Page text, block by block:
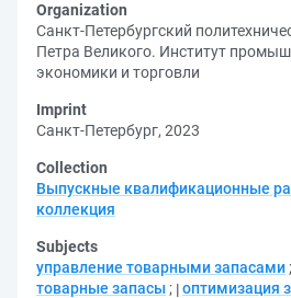
Organization
Санкт-Петербургский
Петра Великого. Институт
экономики и торговли
Imprint
Санкт-Петербург, 2023
Collection
Выпускные квалификационные
коллекция
Subjects
управление товарными запасами ;
товарные запасы ; оптимизация